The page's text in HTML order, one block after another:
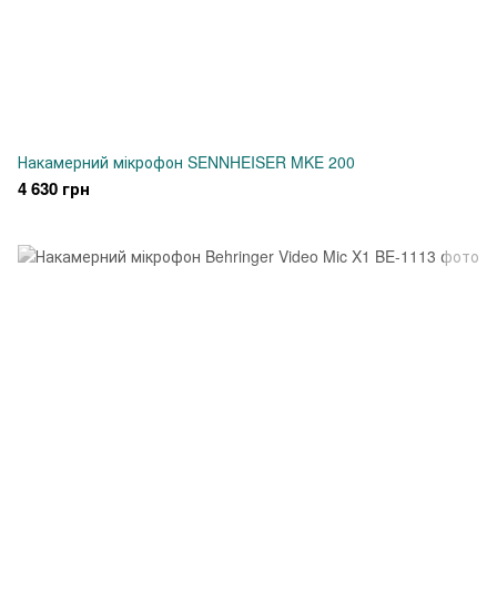
Накамерний мікрофон SENNHEISER MKE 200
4 630 грн